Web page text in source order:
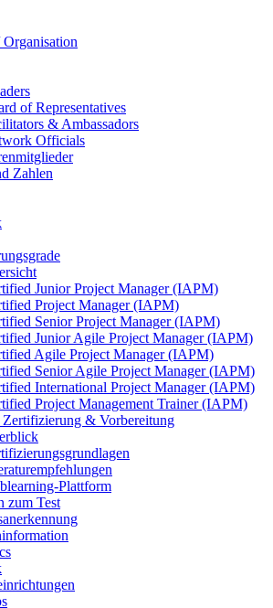
Organisation
of Representatives
& Ambassadors
Officials
Zahlen
Junior Project Manager (IAPM)
Project Manager (IAPM)
Senior Project Manager (IAPM)
Junior Agile Project Manager (IAPM)
Agile Project Manager (IAPM)
Senior Agile Project Manager (IAPM)
International Project Manager (IAPM)
Project Management Trainer (IAPM)
Zertifizierung & Vorbereitung
Plattform
zum Test